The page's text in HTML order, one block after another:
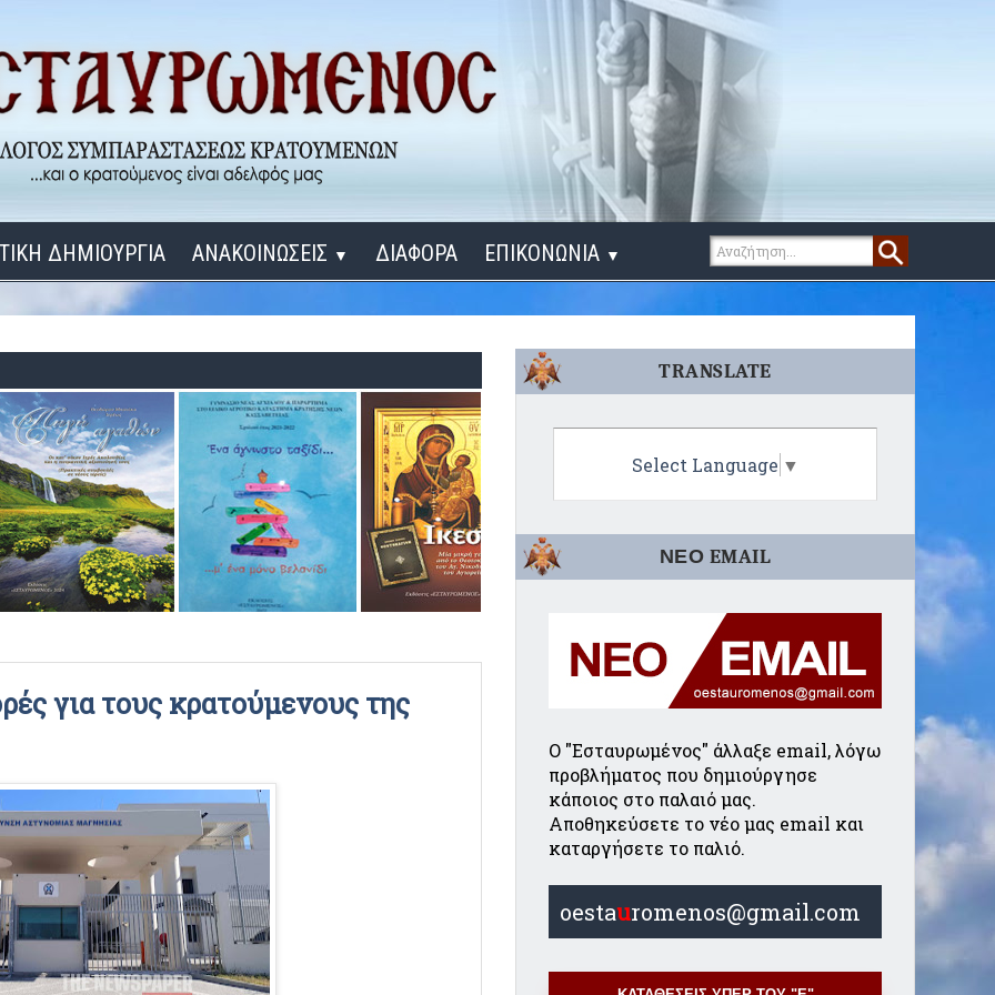
ΔΗΜΙΟΥΡΓΙΑ ΑΝΑΚΟΙΝΩΣΕΙΣ ▼
ΔΙΔΑΞΟΝ ΜΕ, ΚΥΡΙΕ
ΓΙΑ ΤΟΥΣ ΜΙΚΡΟΥΣ ΜΑΣ ΦΙΛΟΥΣ
ΡΑΔΙΟΦΩΝΙΚΕΣ ΕΚΠΟΜΠΕΣ
ΒΙΝΤΕΟ
ΔΙΑΦΟΡΑ ΕΠΙΚΟΝΩΝΙΑ ▼
για τους κρατούμενους της
TRANSLATE
Select Language ▼
ΝΕΟ EMAIL
Ο "Εσταυρωμένος" άλλαξε email, λόγω
προβλήματος που δημιούργησε
κάποιος στο παλαιό μας.
Αποθηκεύσετε το νέο μας email και
καταργήσετε το παλιό.
oestauromenos@gmail.com